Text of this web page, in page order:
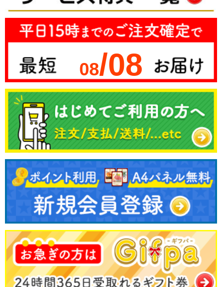
08/08